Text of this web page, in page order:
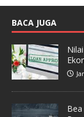
BACA JUGA